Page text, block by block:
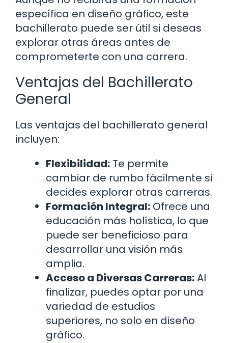
específica en diseño gráfico, este
bachillerato puede ser útil si deseas
explorar otras áreas antes de
comprometerte con una carrera.
Ventajas del Bachillerato
General
Las ventajas del bachillerato general
incluyen:
Flexibilidad: Te permite
cambiar de rumbo fácilmente si
decides explorar otras carreras.
Formación Integral: Ofrece una
educación más holística, lo que
puede ser beneficioso para
desarrollar una visión más
amplia.
Acceso a Diversas Carreras:Al
finalizar, puedes optar por una
variedad de estudios
superiores, no solo en diseño
gráfico.